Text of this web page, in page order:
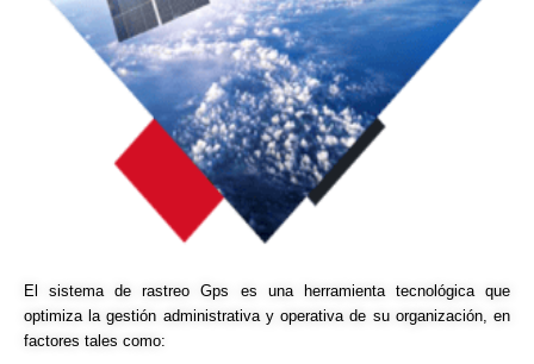
El sistema de rastreo Gps es una herramienta tecnológica que
optimiza la gestión administrativa y operativa de su organización, en
factores tales como: